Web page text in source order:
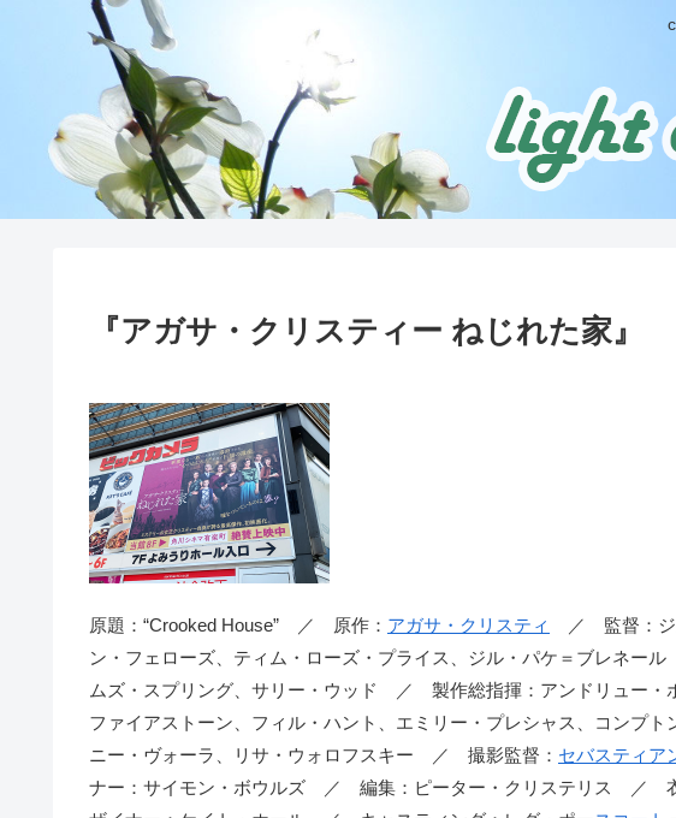
『アガサ・クリスティー ねじれた家』
原題：“Crooked House” ／ 原作： アガサ・クリスティ
／ 監督：ジ
ン・フェローズ、ティム・ローズ・プライス、ジル・パケ＝ブレネ
ムズ・スプリング、サリー・ウッド ／ 製作総指揮：アンドリュー・
ファイアストーン、フィル・ハント、エミリー・プレシャス、コンプ
ニー・ヴォーラ、リサ・ウォロフスキー ／ 撮影監督： セバスティア
ナー：サイモン・ボウルズ ／ 編集：ピーター・クリステリス ／